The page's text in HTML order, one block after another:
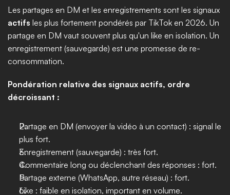
actifs les plus fortement pondérés par TikTok en 2026. Un
partage en DM vaut souvent plus qu'un like en isolation. Un
enregistrement (sauvegarde) est une promesse de re-
consommation.
Pondération relative des signaux actifs, ordre
décroissant :
Partage en DM (envoyer la vidéo à un contact) : signal le
plus fort.
Enregistrement (sauvegarde) : très fort.
Commentaire long ou déclenchant des réponses : fort.
Partage externe (WhatsApp, autre réseau) : fort.
Like : faible en isolation, important en volume.